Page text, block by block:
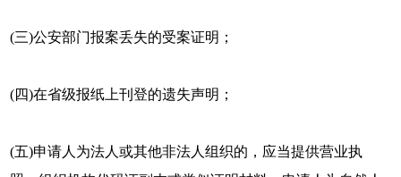
(三)公安部门报案丢失的受案证明；
(四)在省级报纸上刊登的遗失声明；
(五)申请人为法人或其他非法人组织的，应当提供营业执